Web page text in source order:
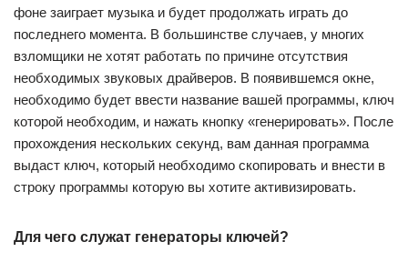
фоне заиграет музыка и будет продолжать играть до
последнего момента. В большинстве случаев, у многих
взломщики не хотят работать по причине отсутствия
необходимых звуковых драйверов. В появившемся окне,
необходимо будет ввести название вашей программы, ключ
которой необходим, и нажать кнопку «генерировать». После
прохождения нескольких секунд, вам данная программа
выдаст ключ, который необходимо скопировать и внести в
строку программы которую вы хотите активизировать.
Для чего служат генераторы ключей?